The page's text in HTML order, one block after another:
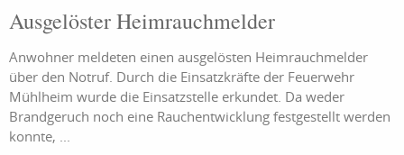
Ausgelöster Heimrauchmelder
Anwohner meldeten einen ausgelösten Heimrauchmelder
über den Notruf. Durch die Einsatzkräfte der Feuerwehr
Mühlheim wurde die Einsatzstelle erkundet. Da weder
Brandgeruch noch eine Rauchentwicklung festgestellt werden
konnte, ...